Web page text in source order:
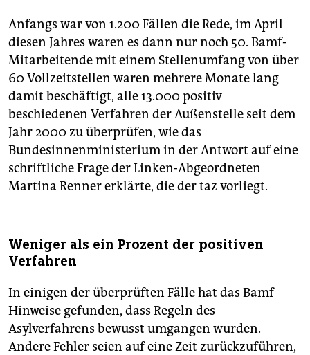
Anfangs war von 1.200 Fällen die Rede, im April
diesen Jahres waren es dann nur noch 50. Bamf-
Mitarbeitende mit einem Stellenumfang von über
60 Vollzeitstellen waren mehrere Monate lang
damit beschäftigt, alle 13.000 positiv
beschiedenen Verfahren der Außenstelle seit dem
Jahr 2000 zu überprüfen, wie das
Bundesinnenministerium in der Antwort auf eine
schriftliche Frage der Linken-Abgeordneten
Martina Renner erklärte, die der taz vorliegt.
Weniger als ein Prozent der positiven
Verfahren
In einigen der überprüften Fälle hat das Bamf
Hinweise gefunden, dass Regeln des
Asylverfahrens bewusst umgangen wurden.
Andere Fehler seien auf eine Zeit zurückzuführen,